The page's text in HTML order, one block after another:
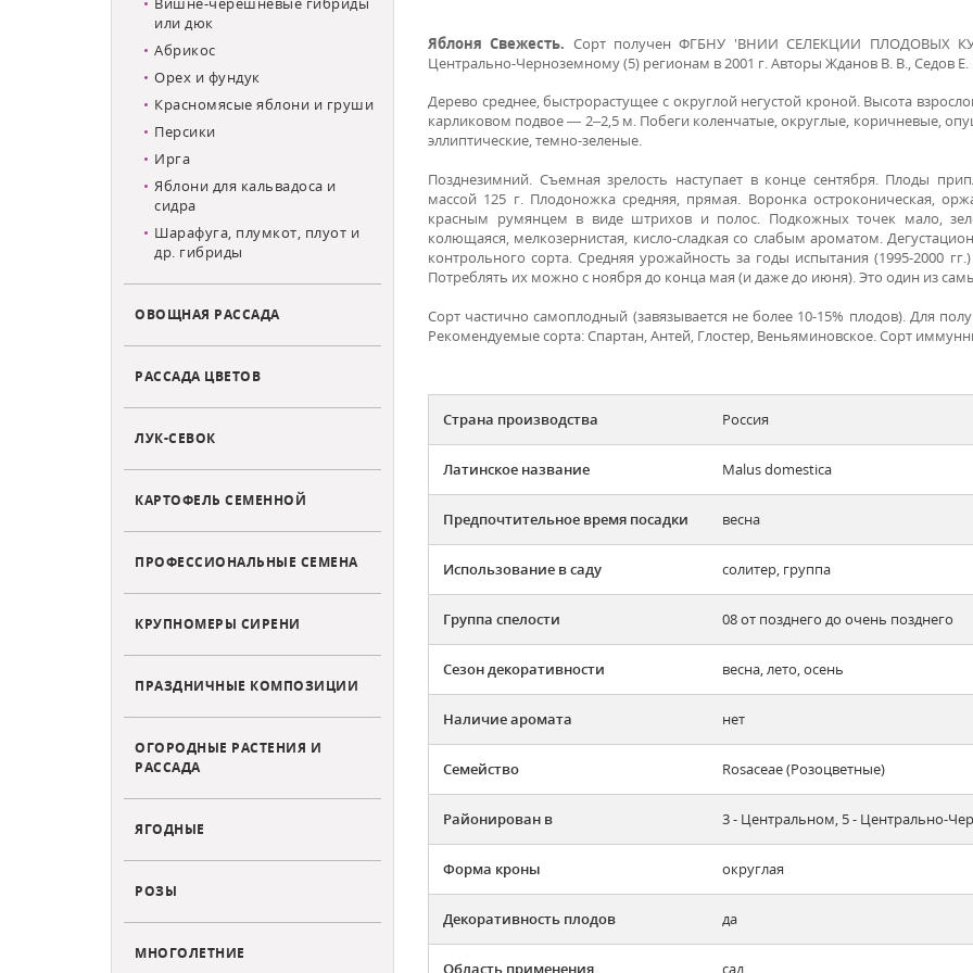
или дюк
Абрикос
Орех и фундук
Красномясые яблони и груши
Персики
Ирга
Яблони для кальвадоса и
сидра
Шарафуга, плумкот, плуот и
др. гибриды
ОВОЩНАЯ РАССАДА
РАССАДА ЦВЕТОВ
ЛУК-СЕВОК
КАРТОФЕЛЬ СЕМЕННОЙ
ПРОФЕССИОНАЛЬНЫЕ СЕМЕНА
КРУПНОМЕРЫ СИРЕНИ
ПРАЗДНИЧНЫЕ КОМПОЗИЦИИ
ОГОРОДНЫЕ РАСТЕНИЯ И
РАССАДА
ЯГОДНЫЕ
РОЗЫ
МНОГОЛЕТНИЕ
Яблоня Свежесть. Сорт получен ФГБНУ 'ВНИИ СЕЛЕКЦИИ ПЛОДОВЫХ
Центрально-Черноземному (5) регионам в 2001 г. Авторы Жданов В. В., Седов
Дерево среднее, быстрорастущее с округлой негустой кроной. Высота
карликовом подвое — 2–2,5 м. Побеги коленчатые, округлые, коричневые,
эллиптические, темно-зеленые.
Позднезимний. Съемная зрелость наступает в конце сентября. Плоды
массой 125 г. Плодоножка средняя, прямая. Воронка остроконическая,
красным румянцем в виде штрихов и полос. Подкожных точек мало,
колющаяся, мелкозернистая, кисло-сладкая со слабым ароматом.
контрольного сорта. Средняя урожайность за годы испытания (1995-2000
Потреблять их можно с ноября до конца мая (и даже до июня). Это один из
Сорт частично самоплодный (завязывается не более 10-15% плодов). Для
Рекомендуемые сорта: Спартан, Антей, Глостер, Веньяминовское. Сорт
Страна производства Россия
Латинское название Malus domestica
Предпочтительное время посадки весна
Использование в саду солитер, группа
Группа спелости 08 от позднего до очень позднего
Сезон декоративности весна, лето, осень
Наличие аромата нет
Семейство Rosaceae (Розоцветные)
Районирован в 3 - Центральном, 5 - Центрально-
Форма кроны округлая
Декоративность плодов да
Область применения сад